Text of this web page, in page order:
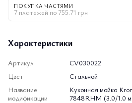
ПОКУПКА ЧАСТЯМИ
7 платежей по 755.71 грн
Характеристики
Артикул
CV030022
Цвет
Стальной
Название
модификации
Кухонная мойка
7848RHM (3.0/1.0